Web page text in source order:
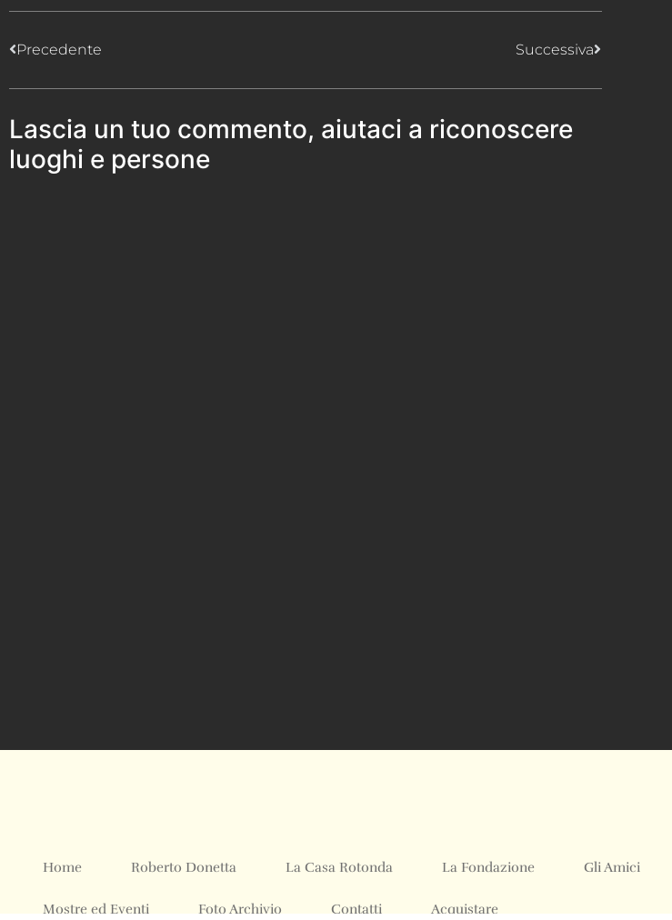
Precedente Successiva
Lascia un tuo commento, aiutaci a riconoscere
luoghi e persone
Home Roberto Donetta La Casa Rotonda La Fondazione Gli Amici
Mostre ed Eventi Foto Archivio Contatti Acquistare